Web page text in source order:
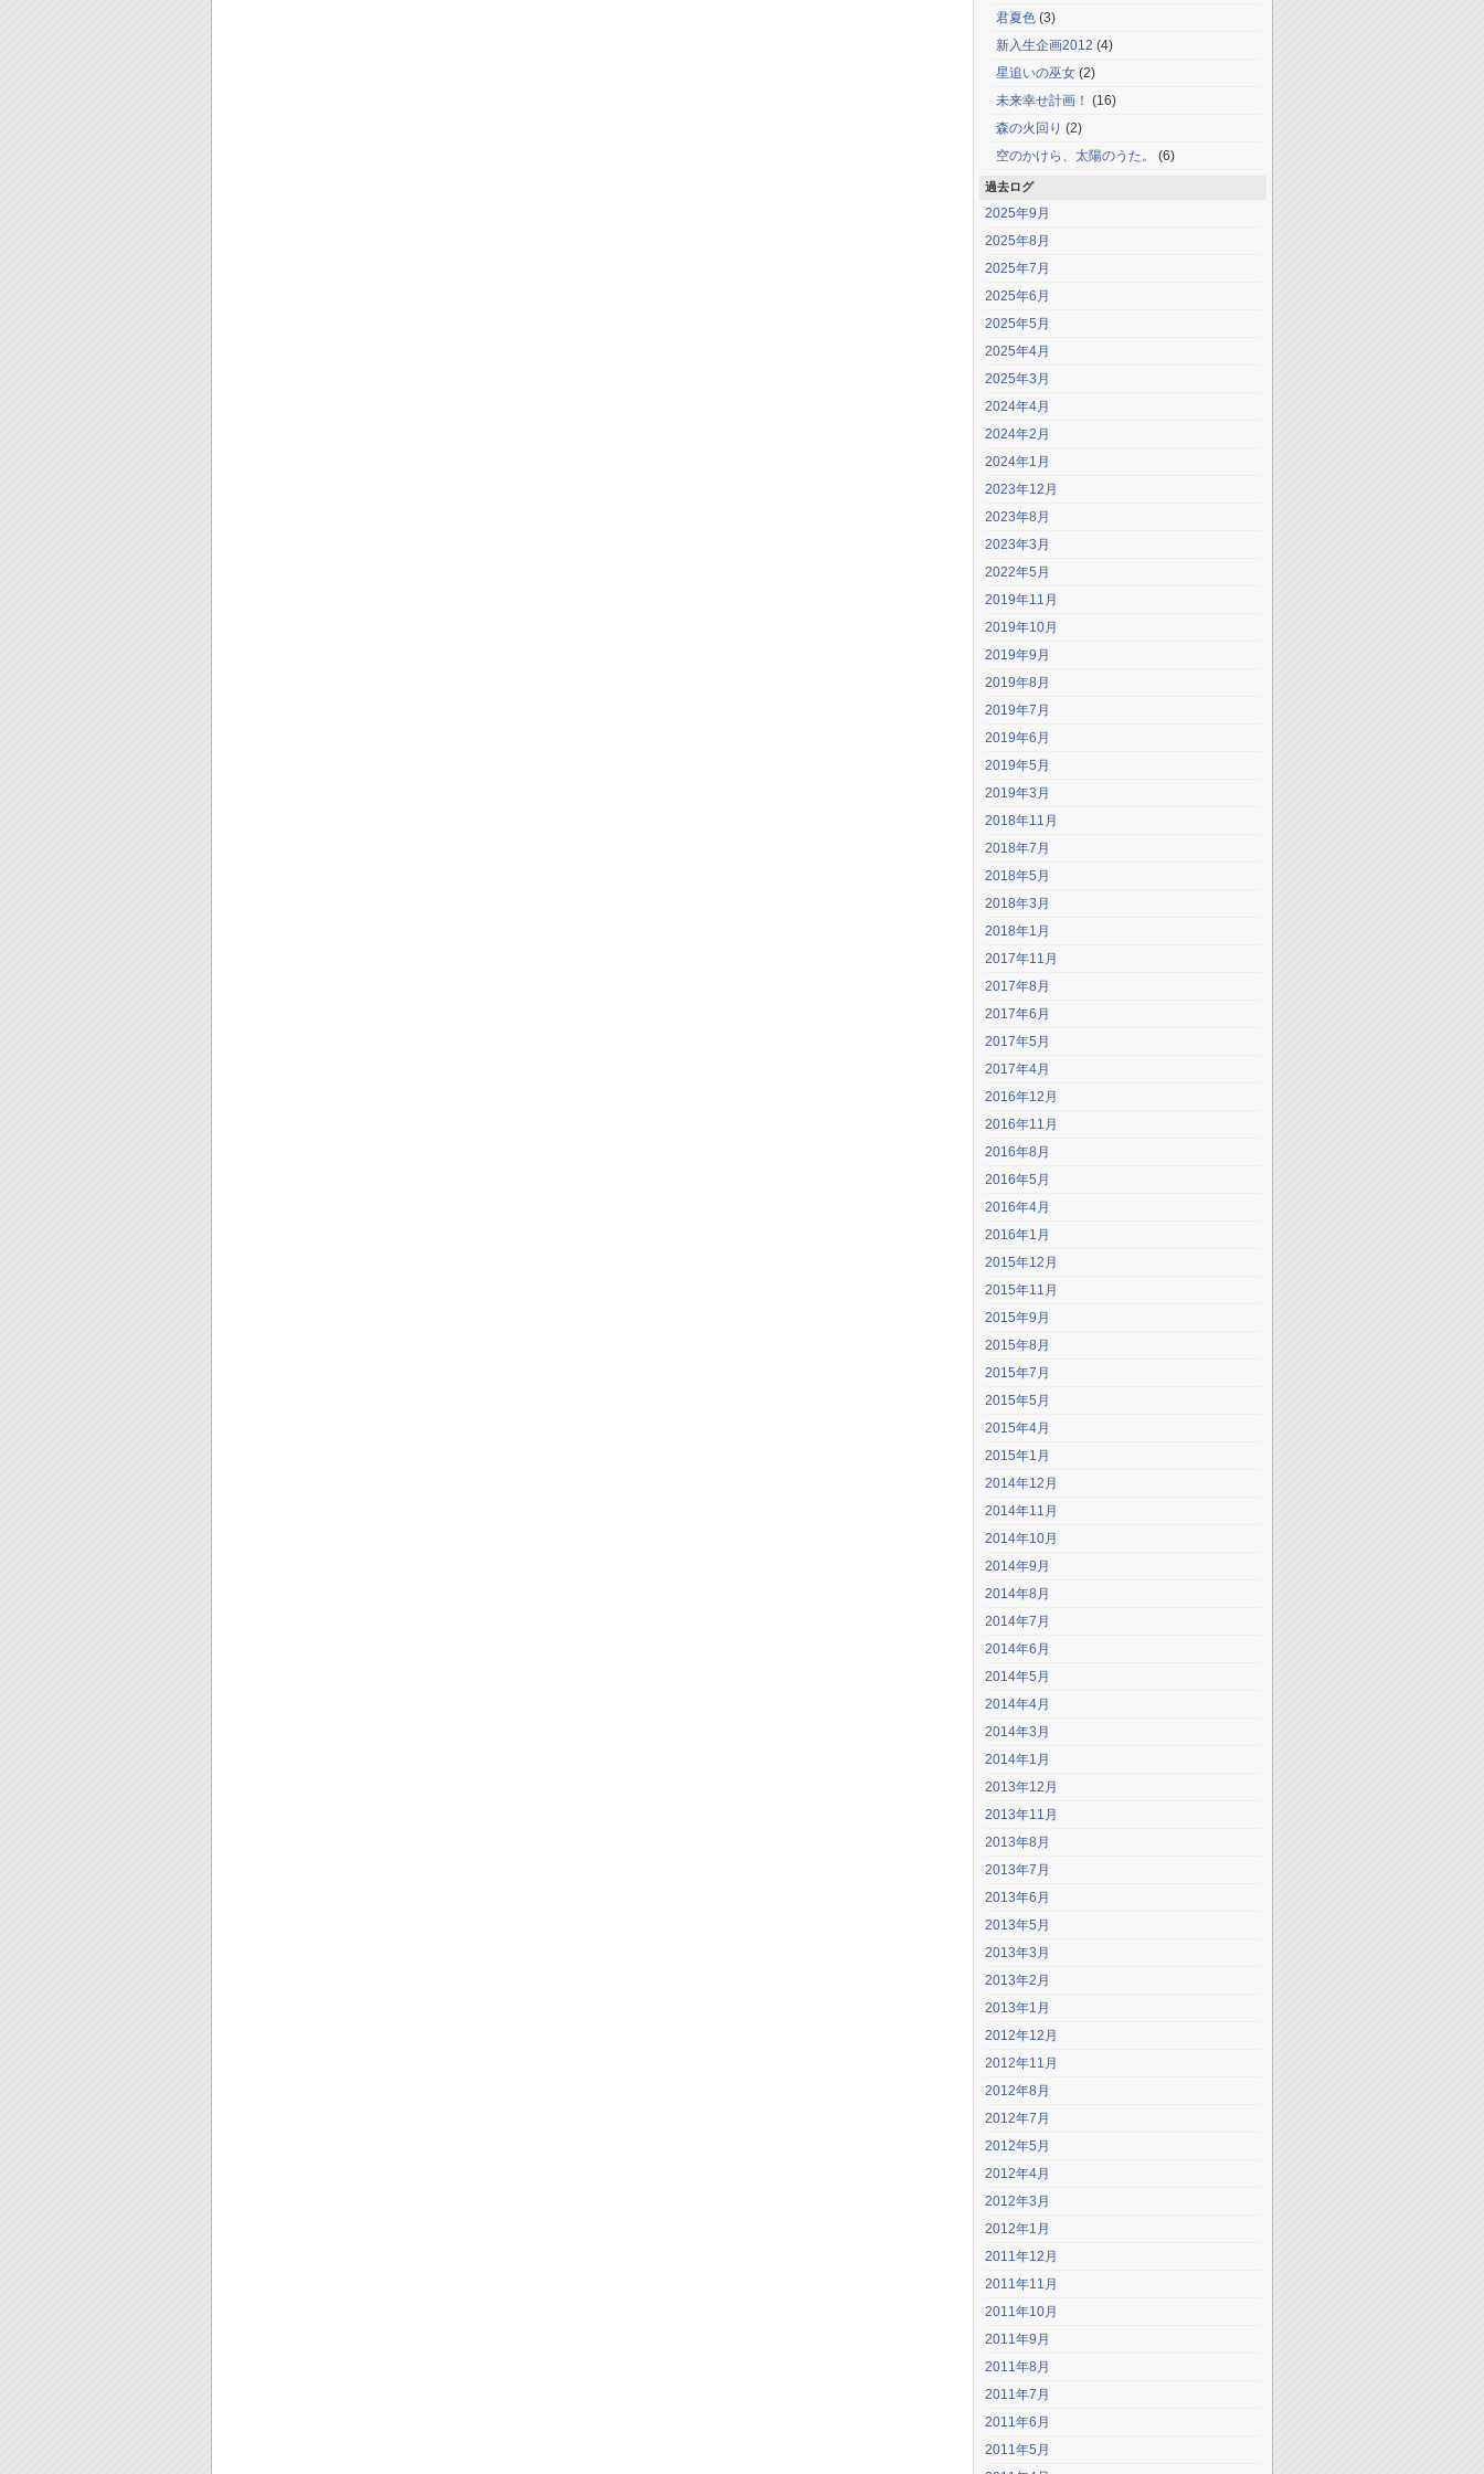
君夏色 (3)
新入生企画2012 (4)
星追いの巫女 (2)
未来幸せ計画！ (16)
森の火回り (2)
空のかけら、太陽のうた。
(6)
過去ログ
2025年9月
2025年8月
2025年7月
2025年6月
2025年5月
2025年4月
2025年3月
2024年4月
2024年2月
2024年1月
2023年12月
2023年8月
2023年3月
2022年5月
2019年11月
2019年10月
2019年9月
2019年8月
2019年7月
2019年6月
2019年5月
2019年3月
2018年11月
2018年7月
2018年5月
2018年3月
2018年1月
2017年11月
2017年8月
2017年6月
2017年5月
2017年4月
2016年12月
2016年11月
2016年8月
2016年5月
2016年4月
2016年1月
2015年12月
2015年11月
2015年9月
2015年8月
2015年7月
2015年5月
2015年4月
2015年1月
2014年12月
2014年11月
2014年10月
2014年9月
2014年8月
2014年7月
2014年6月
2014年5月
2014年4月
2014年3月
2014年1月
2013年12月
2013年11月
2013年8月
2013年7月
2013年6月
2013年5月
2013年3月
2013年2月
2013年1月
2012年12月
2012年11月
2012年8月
2012年7月
2012年5月
2012年4月
2012年3月
2012年1月
2011年12月
2011年11月
2011年10月
2011年9月
2011年8月
2011年7月
2011年6月
2011年5月